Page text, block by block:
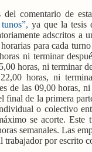
comentario de
ya que la tesis
adscritos a
para cada
ni terminar
horas, ni terminar
horas, ni
de las 09,00 horas,
final de la primera
o colectivo
se acorte.
semanales. Las
trabajador por escrito